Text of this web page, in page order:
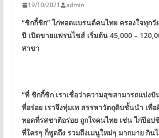
19/10/2021 admin
“ชิกกี้ชิก”ไก่ทอดแบรนด์คนไทย ครองใจทุกวั
ปี เปิดขายแฟรนไชส์ เริ่มต้น 45,000 –
สาขา
“ที่ ชิกกี้ชิก เราเชื่อว่าความสุขสามารถแบ่งปั
ที่อร่อย เราจึงทุ่มเท สรรหาวัตถุดิบชั้นนำ เพื่
ทอดที่รสชาติอร่อย ถูกใจคนไทย เช่น ไก่ป๊อป
ที่ใครๆ ก็พูดถึง รวมถึงเมนูใหม่ๆ มากมาย กิน